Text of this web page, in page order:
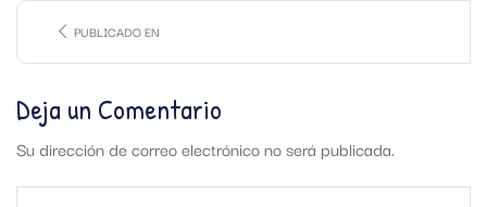
PUBLICADO EN
Deja un Comentario
Su dirección de correo electrónico no será publicada.